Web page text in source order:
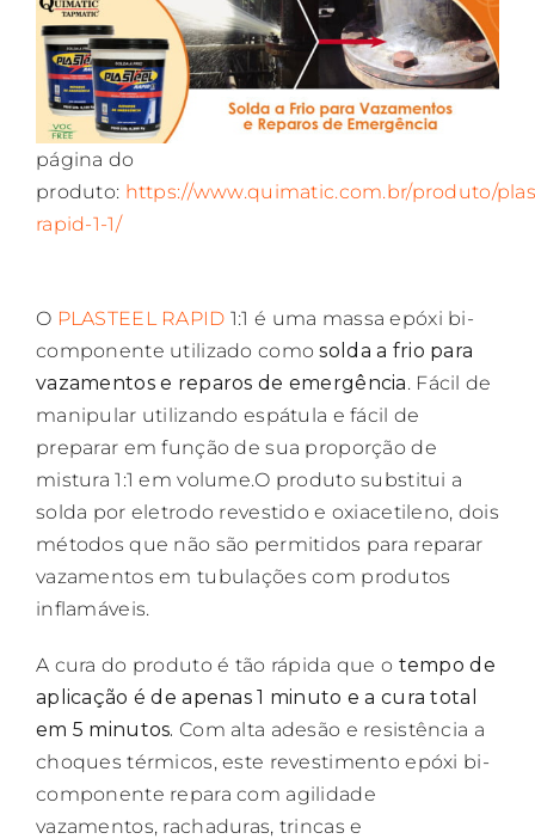
View
Larger
Image
página do
produto: https://www.quimatic.com.br/produto/
rapid-1-1/
O PLASTEEL RAPID 1:1 é uma massa epóxi bi-
componente utilizado comosolda a frio para
vazamentos e reparos de emergência. Fácil de
manipular utilizando espátula e fácil de
preparar em função de sua proporção de
mistura 1:1 em volume.O produto substitui a
solda por eletrodo revestido e oxiacetileno, dois
métodos que não são permitidos para reparar
vazamentos em tubulações com produtos
inflamáveis.
A cura do produto é tão rápida que o tempo de
aplicação é de apenas 1 minuto e a cura total
em 5 minutos. Com alta adesão e resistência a
choques térmicos, este revestimento epóxi bi-
componente repara com agilidade
vazamentos, rachaduras, trincas e